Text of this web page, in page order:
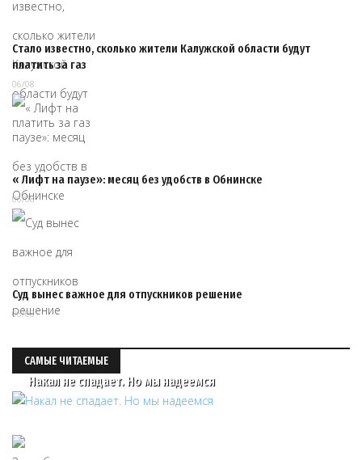
Стало известно, сколько жители Калужской области будут
платить за газ
06/08
« Лифт на паузе»: месяц без удобств в Обнинске
06/08
Суд вынес важное для отпускников решение
06/08
САМЫЕ ЧИТАЕМЫЕ
Накал не спадает. Но мы надеемся